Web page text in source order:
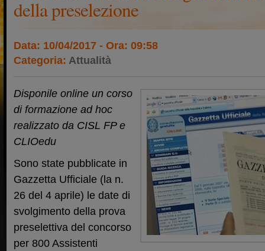
della preselezione
Data: 10/04/2017 - Ora: 09:58
Categoria: Attualità
Disponile online un corso
di formazione ad hoc
realizzato da CISL FP e
CLIOedu
Sono state pubblicate in
Gazzetta Ufficiale (la n.
26 del 4 aprile) le date di
svolgimento della prova
preselettiva del concorso
per 800 Assistenti